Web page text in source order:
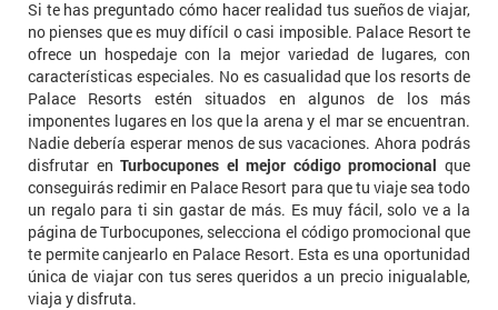
Si te has preguntado cómo hacer realidad tus sueños de viajar,
no pienses que es muy difícil o casi imposible. Palace Resort te
ofrece un hospedaje con la mejor variedad de lugares, con
características especiales. No es casualidad que los resorts de
Palace Resorts estén situados en algunos de los más
imponentes lugares en los que la arena y el mar se encuentran.
Nadie debería esperar menos de sus vacaciones. Ahora podrás
disfrutar enTurbocupones el mejor código promocional que
conseguirás redimir en Palace Resort para que tu viaje sea todo
un regalo para ti sin gastar de más. Es muy fácil, solo ve a la
página de Turbocupones, selecciona el código promocional que
te permite canjearlo en Palace Resort. Esta es una oportunidad
única de viajar con tus seres queridos a un precio inigualable,
viaja y disfruta.